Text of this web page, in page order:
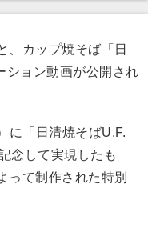
カップ焼そば「日
ション動画が公開され
に「日清焼そばU.F.
念して実現したも
って制作された特別